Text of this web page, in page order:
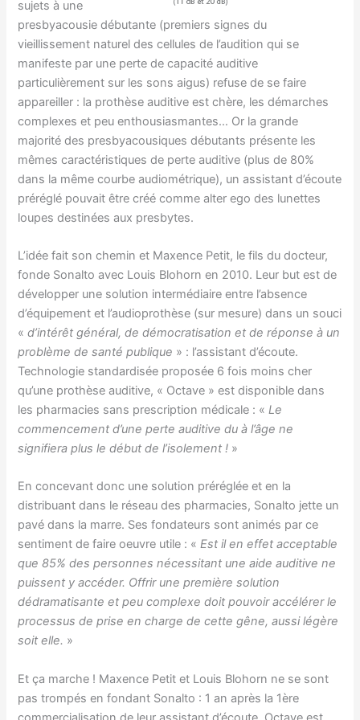
sujets à une
presbyacousie débutante (premiers signes du
vieillissement naturel des cellules de l’audition qui se
manifeste par une perte de capacité auditive
particulièrement sur les sons aigus) refuse de se faire
appareiller : la prothèse auditive est chère, les démarches
complexes et peu enthousiasmantes… Or la grande
majorité des presbyacousiques débutants présente les
mêmes caractéristiques de perte auditive (plus de 80%
dans la même courbe audiométrique), un assistant d’écoute
préréglé pouvait être créé comme alter ego des lunettes
loupes destinées aux presbytes.
L’idée fait son chemin et Maxence Petit, le fils du docteur,
fonde Sonalto avec Louis Blohorn en 2010. Leur but est de
développer une solution intermédiaire entre l’absence
d’équipement et l’audioprothèse (sur mesure) dans un souci
«d’intérêt général, de démocratisation et de réponse à un
problème de santé publique » : l’assistant d’écoute.
Technologie standardisée proposée 6 fois moins cher
qu’une prothèse auditive, « Octave » est disponible dans
les pharmacies sans prescription médicale : «Le
commencement d’une perte auditive du à l’âge ne
signifiera plus le début de l’isolement ! »
En concevant donc une solution préréglée et en la
distribuant dans le réseau des pharmacies, Sonalto jette un
pavé dans la marre. Ses fondateurs sont animés par ce
sentiment de faire oeuvre utile : «Est il en effet acceptable
que 85% des personnes nécessitant une aide auditive ne
puissent y accéder. Offrir une première solution
dédramatisante et peu complexe doit pouvoir accélérer le
processus de prise en charge de cette gêne, aussi légère
soit elle. »
Et ça marche ! Maxence Petit et Louis Blohorn ne se sont
pas trompés en fondant Sonalto : 1 an après la 1ère